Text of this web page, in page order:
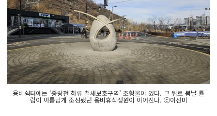
하
기
하
기
용비쉼터에는 ‘중랑천 하류 철새보호구역’ 조형물이 있다. 그 뒤로 봄날 튤
립이 아름답게 조성됐던 용비휴식정원이 이어진다. ⓒ이선미